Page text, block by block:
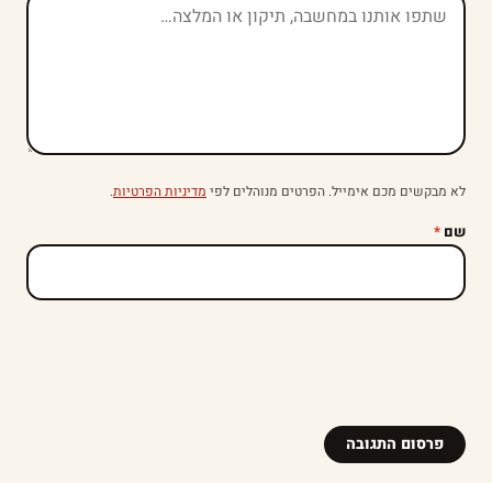
לא מבקשים מכם אימייל. הפרטים מנוהלים לפי מדיניות הפרטיות.
שם *